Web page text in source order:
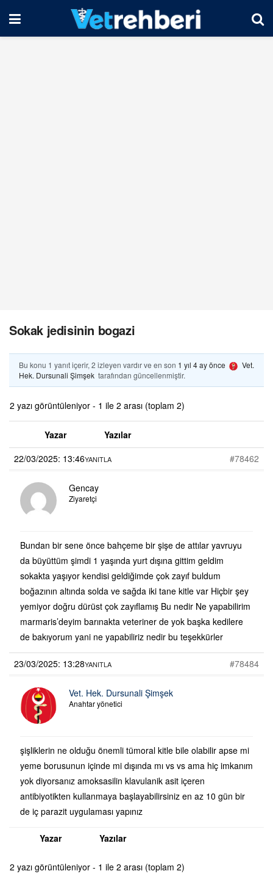
Sokak jedisinin bogazi
Bu konu 1 yanıt içerir, 2 izleyen vardır ve en son 1 yıl 4 ay önce
Vet.
Hek. Dursunali Şimşek tarafından güncellenmiştir.
2 yazı görüntüleniyor - 1 ile 2 arası (toplam 2)
Yazar
Yazılar
22/03/2025: 13:46
#78462
YANITLA
Gencay
Ziyaretçi
Bundan bir sene önce bahçeme bir şişe de attılar yavruyu
da büyüttüm şimdi 1 yaşında yurt dışına gittim geldim
sokakta yaşıyor kendisi geldiğimde çok zayıf buldum
boğazının altında solda ve sağda iki tane kitle var Hiçbir şey
yemiyor doğru dürüst çok zayıflamış Bu nedir Ne yapabilirim
marmaris’deyim barınakta veteriner de yok başka kedilere
de bakıyorum yani ne yapabiliriz nedir bu teşekkürler
23/03/2025: 13:28 #78484
YANITLA
Vet. Hek. Dursunali Şimşek
Anahtar yönetici
şişliklerin ne olduğu önemli tümoral kitle bile olabilir apse mi
yeme borusunun içinde mi dışında mı vs vs ama hiç imkanım
yok diyorsanız amoksasilin klavulanik asit içeren
antibiyotikten kullanmaya başlayabilirsiniz en az 10 gün bir
de iç parazit uygulaması yapınız
Yazar Yazılar
2 yazı görüntüleniyor - 1 ile 2 arası (toplam 2)